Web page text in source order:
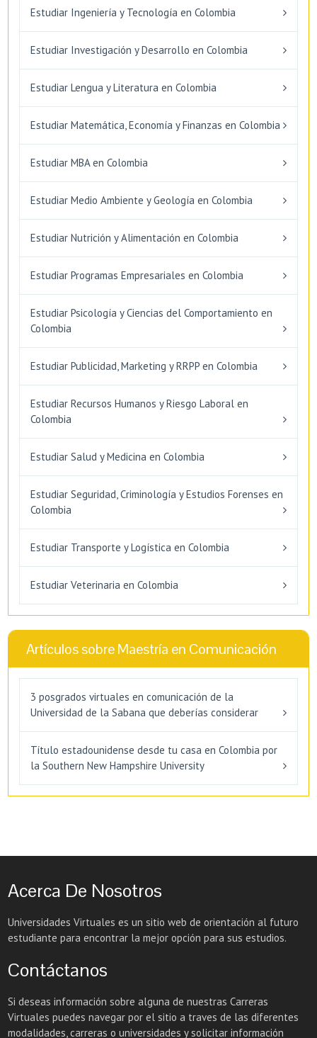
Estudiar Ingeniería y Tecnología en Colombia
Estudiar Investigación y Desarrollo en Colombia
Estudiar Lengua y Literatura en Colombia
Estudiar Matemática, Economía y Finanzas en Colombia
Estudiar MBA en Colombia
Estudiar Medio Ambiente y Geología en Colombia
Estudiar Nutrición y Alimentación en Colombia
Estudiar Programas Empresariales en Colombia
Estudiar Psicología y Ciencias del Comportamiento en
Colombia
Estudiar Publicidad, Marketing y RRPP en Colombia
Estudiar Recursos Humanos y Riesgo Laboral en
Colombia
Estudiar Salud y Medicina en Colombia
Estudiar Seguridad, Criminología y Estudios Forenses en
Colombia
Estudiar Transporte y Logística en Colombia
Estudiar Veterinaria en Colombia
Artículos sobre Maestría en Comunicación
3 posgrados virtuales en comunicación de la
Universidad de la Sabana que deberías considerar
Título estadounidense desde tu casa en Colombia por
la Southern New Hampshire University
Acerca De Nosotros
Universidades Virtuales es un sitio web de orientación al futuro
estudiante para encontrar la mejor opción para sus estudios.
Contáctanos
Si deseas información sobre alguna de nuestras Carreras
Virtuales puedes navegar por el sitio a traves de las diferentes
modalidades, carreras o universidades y solicitar información